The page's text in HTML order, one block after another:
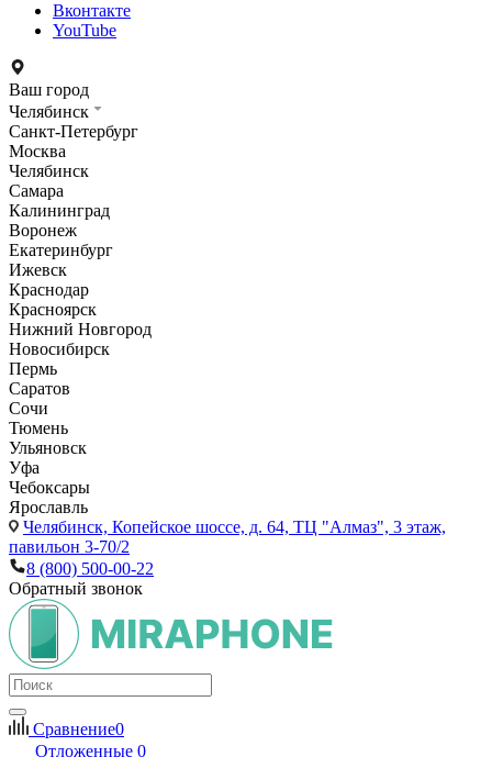
Вконтакте
YouTube
Ваш город
Челябинск
Санкт-Петербург
Москва
Челябинск
Самара
Калининград
Воронеж
Екатеринбург
Ижевск
Краснодар
Красноярск
Нижний Новгород
Новосибирск
Пермь
Саратов
Сочи
Тюмень
Ульяновск
Уфа
Чебоксары
Ярославль
Челябинск, Копейское шоссе, д. 64, ТЦ "Алмаз", 3 этаж,
павильон 3-70/2
8 (800) 500-00-22
Обратный звонок
Сравнение0
Отложенные 0